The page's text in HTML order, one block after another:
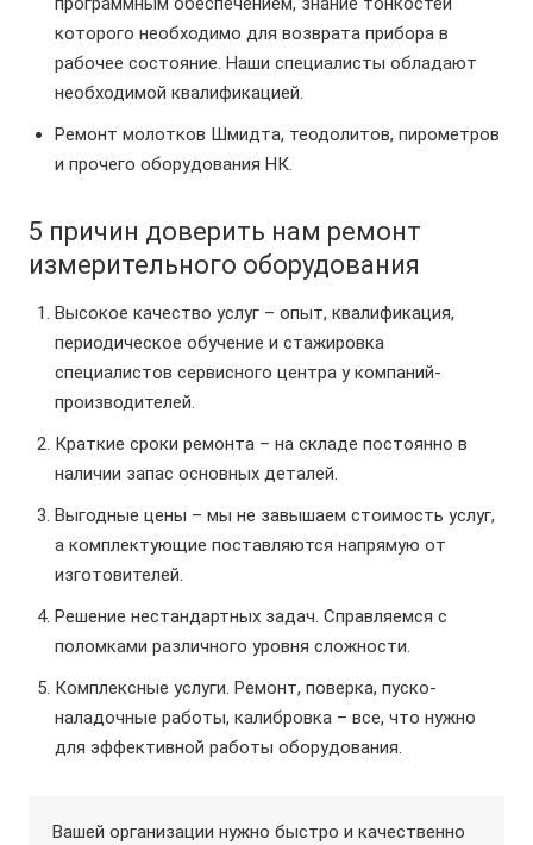
которого необходимо для возврата прибора в
рабочее состояние. Наши специалисты обладают
необходимой квалификацией.
Ремонт молотков Шмидта, теодолитов, пирометров
и прочего оборудования НК.
5 причин доверить нам ремонт
измерительного оборудования
Высокое качество услуг – опыт, квалификация,
периодическое обучение и стажировка
специалистов сервисного центра у компаний-
производителей.
Краткие сроки ремонта – на складе постоянно в
наличии запас основных деталей.
Выгодные цены – мы не завышаем стоимость услуг,
а комплектующие поставляются напрямую от
изготовителей.
Решение нестандартных задач. Справляемся с
поломками различного уровня сложности.
Комплексные услуги. Ремонт, поверка, пуско-
наладочные работы, калибровка – все, что нужно
для эффективной работы оборудования.
Вашей организации нужно быстро и качественно